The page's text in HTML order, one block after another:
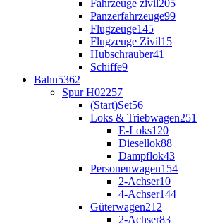
Fahrzeuge zivil205
Panzerfahrzeuge99
Flugzeuge145
Flugzeuge Zivil15
Hubschrauber41
Schiffe9
Bahn5362
Spur H02257
(Start)Set56
Loks & Triebwagen251
E-Loks120
Diesellok88
Dampflok43
Personenwagen154
2-Achser10
4-Achser144
Güterwagen212
2-Achser83